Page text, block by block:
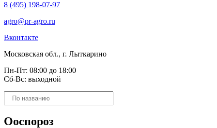
8 (495) 198-07-97
agro@pr-agro.ru
Вконтакте
Московская обл., г. Лыткарино
Пн-Пт: 08:00 до 18:00
Сб-Вс: выходной
Поиск
товаров
Ооспороз